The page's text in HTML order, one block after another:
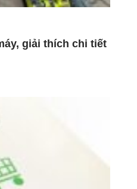
giải thích chi tiết